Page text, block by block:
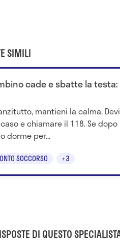
SIMILI
cade e sbatte la
mantieni la calma.
e chiamare il 118. Se
dorme per...
SOCCORSO +3
DI QUESTO